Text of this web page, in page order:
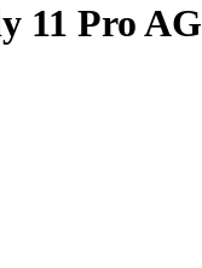
11 Pro AG